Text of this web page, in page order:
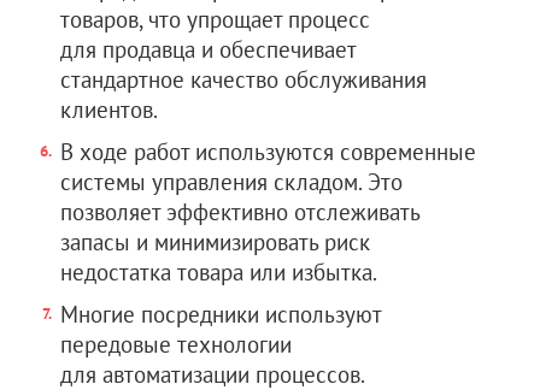
товаров, что упрощает процесс
для продавца и обеспечивает
стандартное качество обслуживания
клиентов.
В ходе работ используются современные
системы управления складом. Это
позволяет эффективно отслеживать
запасы и минимизировать риск
недостатка товара или избытка.
Многие посредники используют
передовые технологии
для автоматизации процессов.